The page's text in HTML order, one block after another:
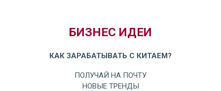
БИЗНЕС ИДЕИ
КАК ЗАРАБАТЫВАТЬ С КИТАЕМ?
ПОЛУЧАЙ НА ПОЧТУ
НОВЫЕ ТРЕНДЫ